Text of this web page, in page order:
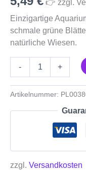
👉 zzgl.
Einzigartige
schmale grüne
natürliche Wiesen.
- +
Artikelnummer:
zzgl. Versandkosten